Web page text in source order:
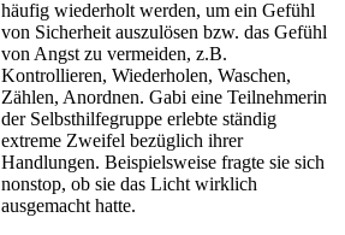
häufig wiederholt werden, um ein Gefühl
von Sicherheit auszulösen bzw. das Gefühl
von Angst zu vermeiden, z.B.
Kontrollieren, Wiederholen, Waschen,
Zählen, Anordnen. Gabi eine Teilnehmerin
der Selbsthilfegruppe erlebte ständig
extreme Zweifel bezüglich ihrer
Handlungen. Beispielsweise fragte sie sich
nonstop, ob sie das Licht wirklich
ausgemacht hatte.